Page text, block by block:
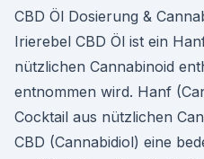
CBD Öl Dosierung &
Irierebel CBD Öl ist ein
nützlichen Cannabinoid
entnommen wird. Hanf
Cocktail aus nützlichen
CBD (Cannabidiol) eine